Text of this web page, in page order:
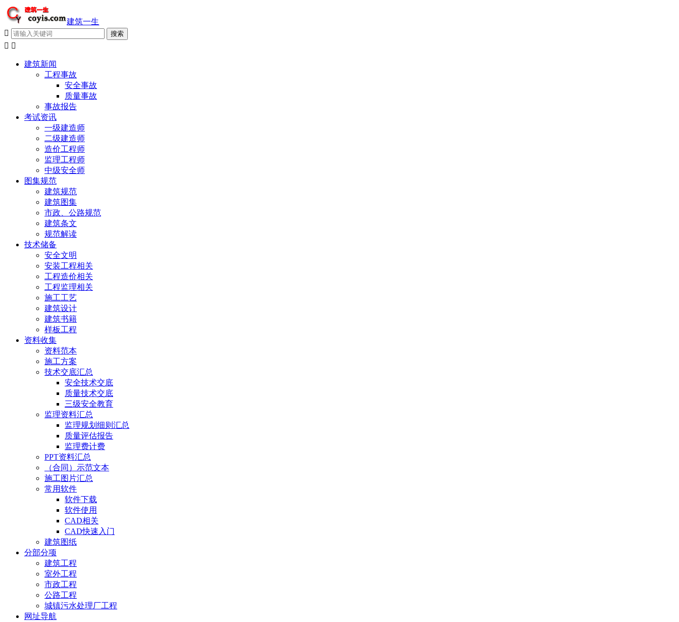
建筑一生

 
建筑新闻
工程事故
安全事故
质量事故
事故报告
考试资讯
一级建造师
二级建造师
造价工程师
监理工程师
中级安全师
图集规范
建筑规范
建筑图集
市政、公路规范
建筑条文
规范解读
技术储备
安全文明
安装工程相关
工程造价相关
工程监理相关
施工工艺
建筑设计
建筑书籍
样板工程
资料收集
资料范本
施工方案
技术交底汇总
安全技术交底
质量技术交底
三级安全教育
监理资料汇总
监理规划细则汇总
质量评估报告
监理费计费
PPT资料汇总
（合同）示范文本
施工图片汇总
常用软件
软件下载
软件使用
CAD相关
CAD快速入门
建筑图纸
分部分项
建筑工程
室外工程
市政工程
公路工程
城镇污水处理厂工程
网址导航